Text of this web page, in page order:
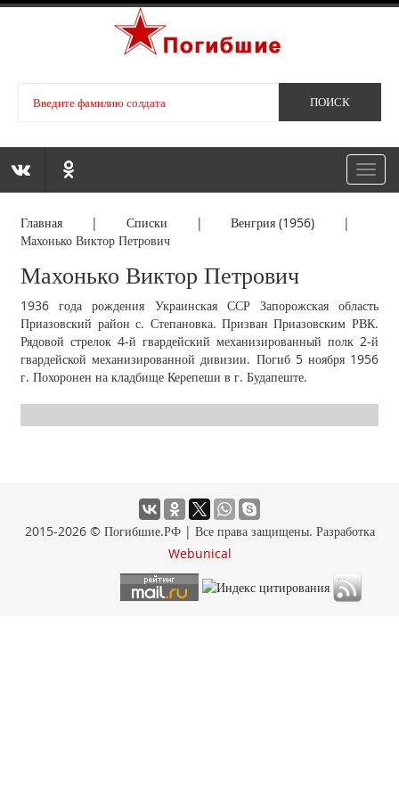
Главная | Списки |Венгрия (1956) |
Махонько Виктор Петрович
Махонько Виктор Петрович
1936 года рождения Украинская ССР Запорожская область
Приазовский район с. Степановка. Призван Приазовским РВК.
Рядовой стрелок 4-й гвардейский механизированный полк 2-й
гвардейской механизированной дивизии. Погиб 5 ноября 1956
г. Похоронен на кладбище Керепеши в г. Будапеште.
2015-2026 © Погибшие.РФ | Все права защищены. Разработка
Webunical